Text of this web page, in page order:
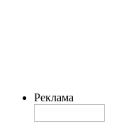
Реклама